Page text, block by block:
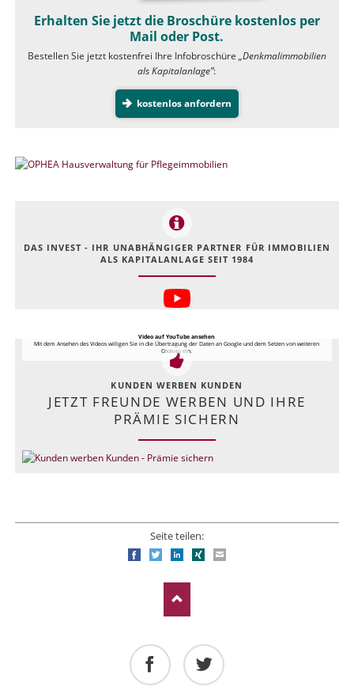
Erhalten Sie jetzt die Broschüre kostenlos per
Mail oder Post.
Bestellen Sie jetzt kostenfrei Ihre Infobroschüre „Denkmalimmobilien
als Kapitalanlage”:
kostenlos anfordern
DAS INVEST - IHR UNABHÄNGIGER PARTNER FÜR IMMOBILIEN
ALS KAPITALANLAGE SEIT 1984
Video auf YouTube ansehen
Mit dem Ansehen des Videos willigen Sie in die Übertragung der Daten an Google und dem Setzen von weiteren
Cookies ein.
KUNDEN WERBEN KUNDEN
JETZT FREUNDE WERBEN UND IHRE
PRÄMIE SICHERN
Seite teilen:
FacebookTwitterLinkedIn
Xing